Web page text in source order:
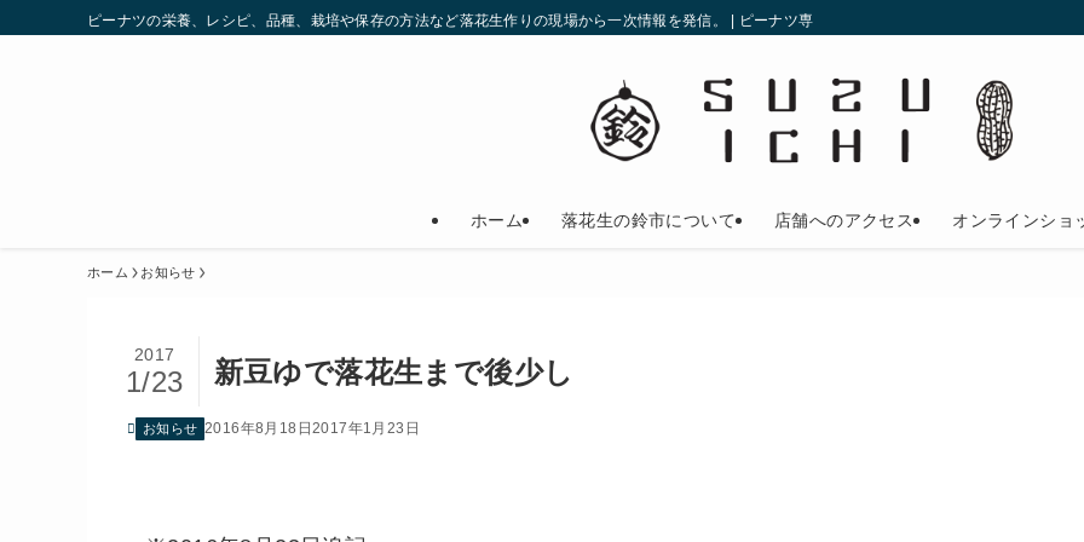
ピーナツの栄養、レシピ、品種、栽培や保存の方法など落花生作りの現場から一次情報を発信。 | ピーナツ専門店の鈴市
ホーム 落花生の鈴市について 店舗へのアクセス オンラインショ
ホーム お知らせ
新豆ゆで落花生まで後少し
2017
1/23
お知らせ 2016年8月18日2017年1月23日